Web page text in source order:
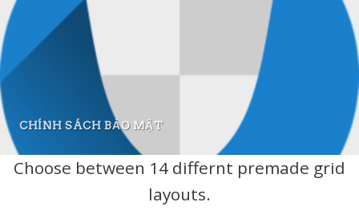
CHÍNH SÁCH BẢO MẬT
Choose between 14 differnt premade grid
layouts.